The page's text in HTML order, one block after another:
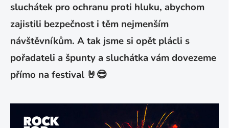
sluchátek pro ochranu proti hluku, abychom
zajistili bezpečnost i těm nejmenším
návštěvníkům. A tak jsme si opět plácli s
pořadateli a špunty a sluchátka vám dovezeme
přímo na festival 🤘😎